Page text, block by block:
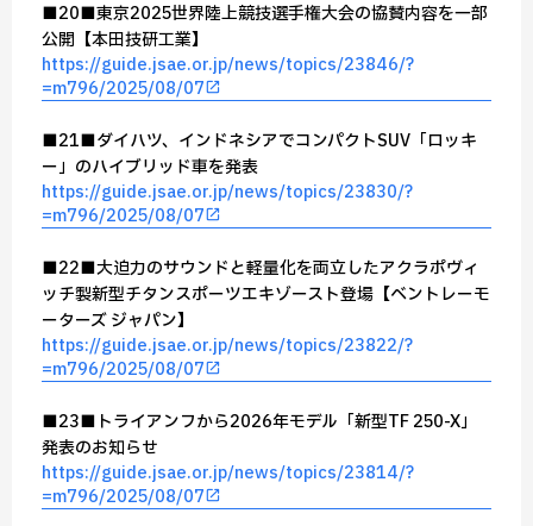
■20■東京2025世界陸上競技選手権大会の協賛内容を一部
公開【本田技研工業】
https://guide.jsae.or.jp/news/topics/23846/?
=m796/2025/08/07
■21■ダイハツ、インドネシアでコンパクトSUV「ロッキ
ー」のハイブリッド車を発表
https://guide.jsae.or.jp/news/topics/23830/?
=m796/2025/08/07
■22■大迫力のサウンドと軽量化を両立したアクラポヴィ
ッチ製新型チタンスポーツエキゾースト登場【ベントレーモ
ーターズ ジャパン】
https://guide.jsae.or.jp/news/topics/23822/?
=m796/2025/08/07
■23■トライアンフから2026年モデル「新型TF 250-X」
発表のお知らせ
https://guide.jsae.or.jp/news/topics/23814/?
=m796/2025/08/07